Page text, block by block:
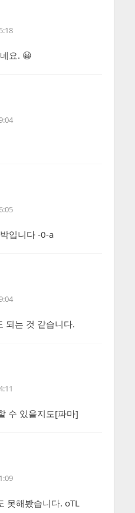
요. 😀
입니다 -0-a
되는 것 같습니다.
수 있을지도[파마]
못해봤습니다. oTL